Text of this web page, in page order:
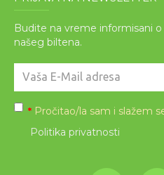
Budite na vreme informisani
našeg biltena.
* Pročitao/la sam i slažem
Politika privatnosti